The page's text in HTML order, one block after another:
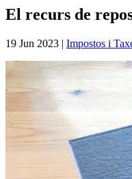
El recurs de
19 Jun 2023 | Impostos i